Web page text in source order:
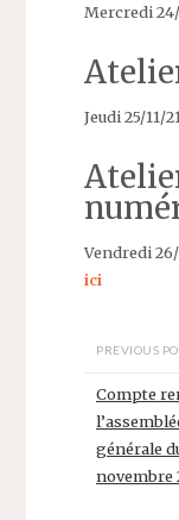
Mercredi 24/
Jeudi 25/11/
Vendredi 26/
ici
PREVIOUS
Compte
générale
novembre